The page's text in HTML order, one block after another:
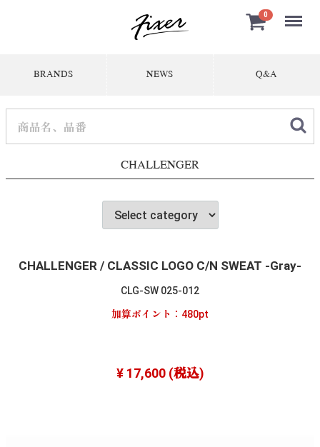
0 Menu
BRANDS NEWS Q&A
CHALLENGER
CHALLENGER / CLASSIC LOGO C/N SWEAT -Gray-
CLG-SW 025-012
加算ポイント： 480pt
¥ 17,600(税込)